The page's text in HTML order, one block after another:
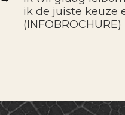
ik de juiste keuze
(INFOBROCHURE)